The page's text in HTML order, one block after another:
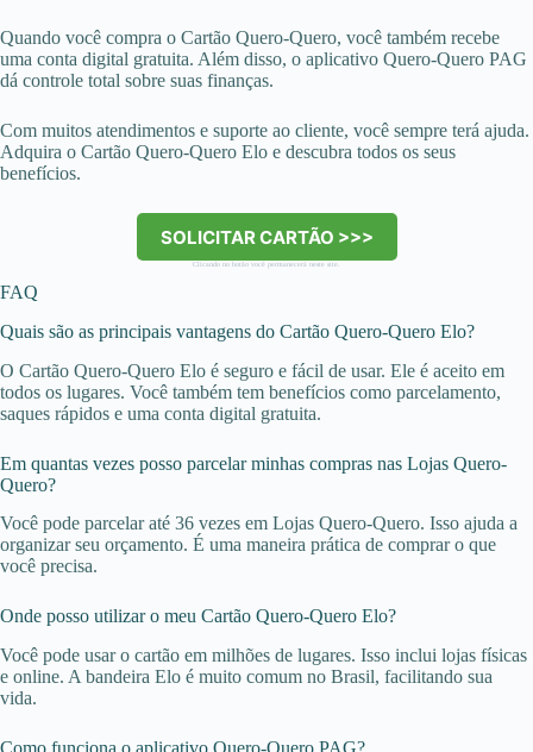
Quando você compra o Cartão Quero-Quero, você também recebe
uma conta digital gratuita. Além disso, o aplicativo Quero-Quero PAG
dá controle total sobre suas finanças.
Com muitos atendimentos e suporte ao cliente, você sempre terá ajuda.
Adquira o Cartão Quero-Quero Elo e descubra todos os seus
benefícios.
SOLICITAR CARTÃO >>>
Clicando no botão você permanecerá neste site.
FAQ
Quais são as principais vantagens do Cartão Quero-Quero Elo?
O Cartão Quero-Quero Elo é seguro e fácil de usar. Ele é aceito em
todos os lugares. Você também tem benefícios como parcelamento,
saques rápidos e uma conta digital gratuita.
Em quantas vezes posso parcelar minhas compras nas Lojas Quero-
Quero?
Você pode parcelar até 36 vezes em Lojas Quero-Quero. Isso ajuda a
organizar seu orçamento. É uma maneira prática de comprar o que
você precisa.
Onde posso utilizar o meu Cartão Quero-Quero Elo?
Você pode usar o cartão em milhões de lugares. Isso inclui lojas físicas
e online. A bandeira Elo é muito comum no Brasil, facilitando sua
vida.